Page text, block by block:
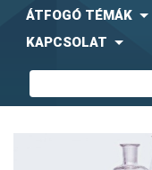
ÁTFOGÓ TÉMÁK
KAPCSOLAT